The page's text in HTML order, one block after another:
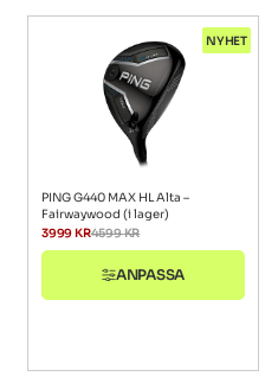
NYHET
PING G440 MAX HL Alta –
Fairwaywood (i lager)
4599KR
3999KR
ANPASSA